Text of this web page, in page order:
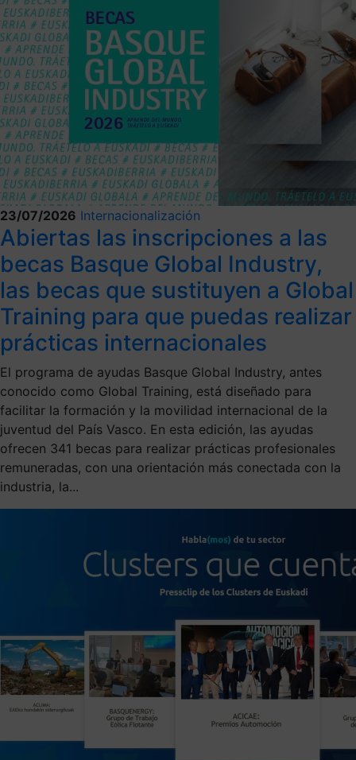
23/07/2026 Internacionalización
Abiertas las inscripciones a las
becas Basque Global Industry,
las becas que sustituyen a Global
Training para que puedas realizar
prácticas internacionales
El programa de ayudas Basque Global Industry, antes
conocido como Global Training, está diseñado para
facilitar la formación y la movilidad internacional de la
juventud del País Vasco. En esta edición, las ayudas
ofrecen 341 becas para realizar prácticas profesionales
remuneradas, con una orientación más conectada con la
industria, la...